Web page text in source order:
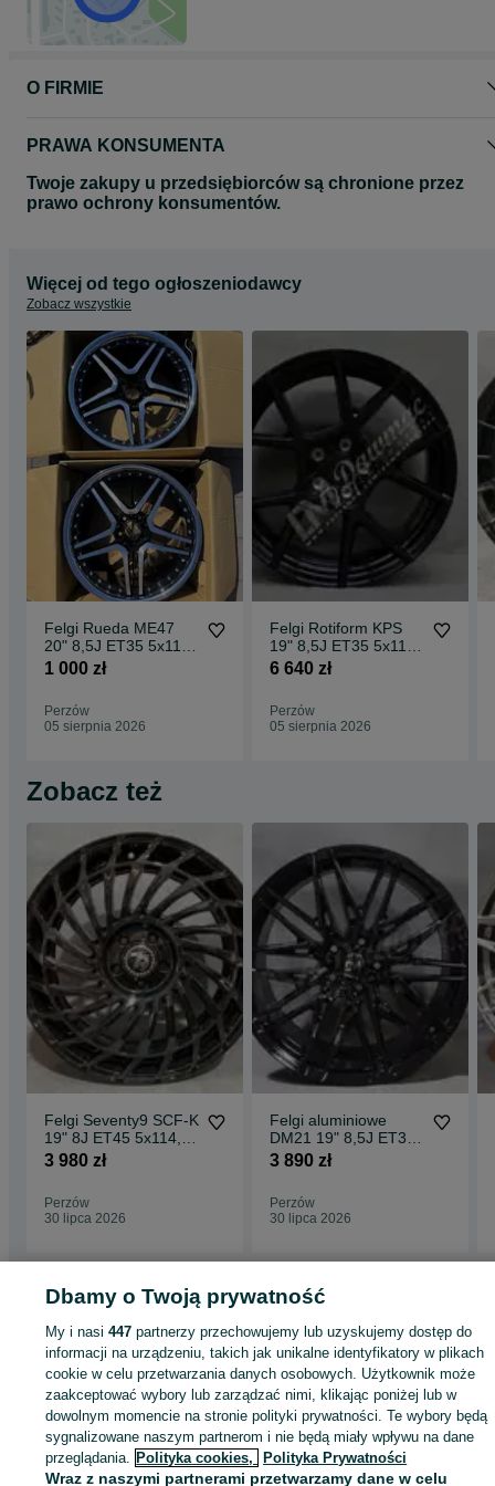
Zapraszamy do zapoznania się z całą naszą ofertą felg na naszej
O FIRMIE
PRAWA KONSUMENTA
Twoje zakupy u przedsiębiorców są chronione przez
prawo ochrony konsumentów.
Więcej od tego ogłoszeniodawcy
Zobacz wszystkie
Felgi Rueda ME47
20" 8,5J ET35 5x112
CBKF1 / 2 sztuki
1 000 zł
Perzów
05 sierpnia 2026
Felgi Rotiform KPS
19" 8,5J ET35 5x112
Matte Black Face w/
6 640 zł
Perzów
05 sierpnia 2026
Zobacz też
Felgi Seventy9 SCF-K
19" 8J ET45 5x114,3
Black Glossy
3 980 zł
Perzów
30 lipca 2026
Felgi aluminiowe
DM21 19" 8,5J ET38
5x114,3 Black
3 890 zł
Perzów
30 lipca 2026
- Perzów
KATEGORIA
ID:1002422585 Wyświetlenia:
Dbamy o Twoją prywatność
My i nasi447 partnerzy przechowujemy lub uzyskujemy dostęp do
informacji na urządzeniu, takich jak unikalne identyfikatory w plikach
cookie w celu przetwarzania danych osobowych. Użytkownik może
zaakceptować wybory lub zarządzać nimi, klikając poniżej lub w
dowolnym momencie na stronie polityki prywatności. Te wybory będą
sygnalizowane naszym partnerom i nie będą miały wpływu na dane
przeglądania. Polityka cookies, Polityka Prywatności
Wraz z naszymi partnerami przetwarzamy dane w celu